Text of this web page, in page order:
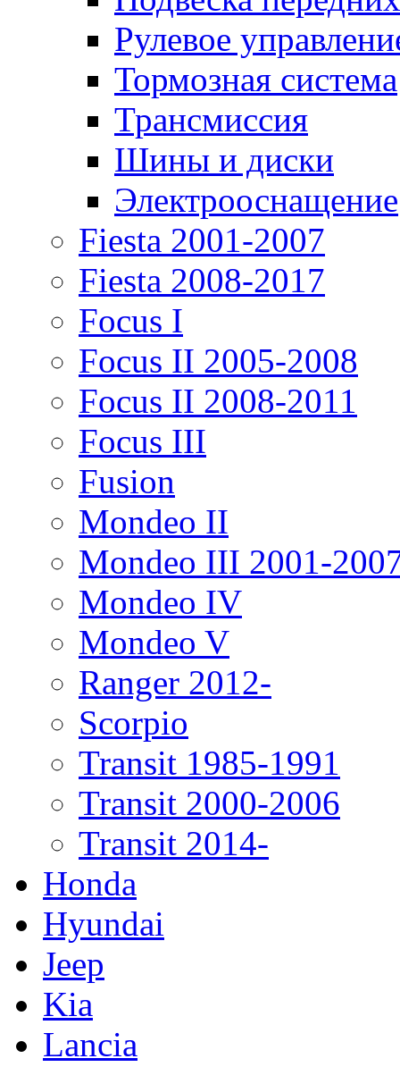
Рулевое
Тормозная система
Трансмиссия
Шины и диски
Электрооснащение
Fiesta 2001-2007
Fiesta 2008-2017
Focus I
Focus II 2005-2008
Focus II 2008-2011
Focus III
Fusion
Mondeo II
Mondeo III 2001-
Mondeo IV
Mondeo V
Ranger 2012-
Scorpio
Transit 1985-1991
Transit 2000-2006
Transit 2014-
Honda
Hyundai
Jeep
Kia
Lancia